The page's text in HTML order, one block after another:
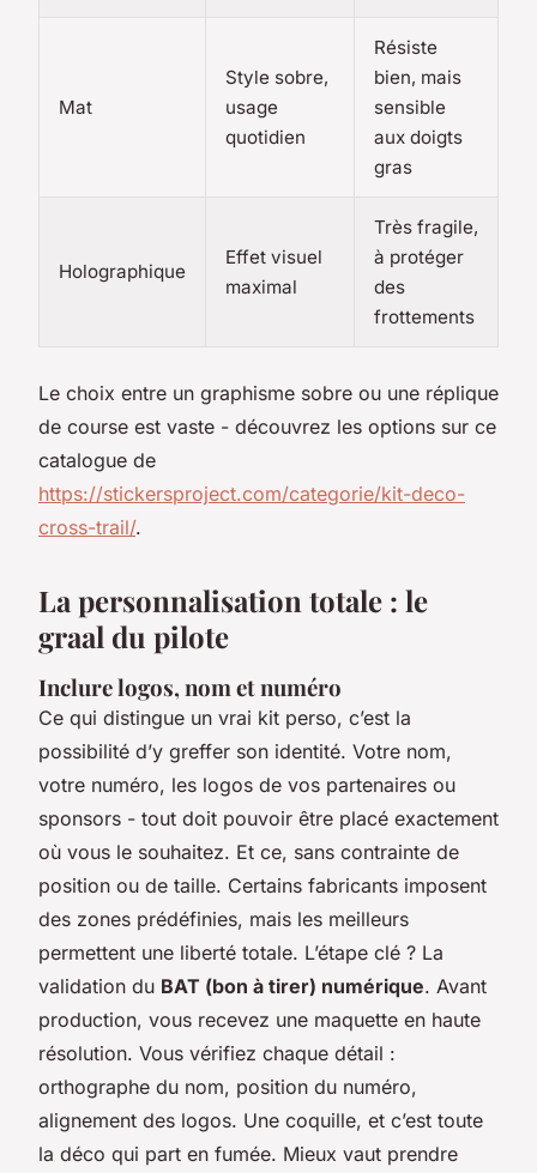
Mat
Style sobre,
usage
quotidien
Résiste
bien, mais
sensible
aux doigts
gras
Holographique
Effet visuel
maximal
Très fragile,
à protéger
des
frottements
Le choix entre un graphisme sobre ou une réplique
de course est vaste - découvrez les options sur ce
catalogue de
https://stickersproject.com/categorie/kit-deco-
cross-trail/.
La personnalisation totale : le
graal du pilote
Inclure logos, nom et numéro
Ce qui distingue un vrai kit perso, c’est la
possibilité d’y greffer son identité. Votre nom,
votre numéro, les logos de vos partenaires ou
sponsors - tout doit pouvoir être placé exactement
où vous le souhaitez. Et ce, sans contrainte de
position ou de taille. Certains fabricants imposent
des zones prédéfinies, mais les meilleurs
permettent une liberté totale. L’étape clé ? La
validation du BAT (bon à tirer) numérique. Avant
production, vous recevez une maquette en haute
résolution. Vous vérifiez chaque détail :
orthographe du nom, position du numéro,
alignement des logos. Une coquille, et c’est toute
la déco qui part en fumée. Mieux vaut prendre